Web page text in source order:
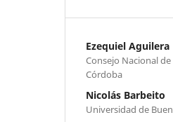
Ezequiel Aguilera
Consejo Nacional
Córdoba
Nicolás Barbeito
Universidad de